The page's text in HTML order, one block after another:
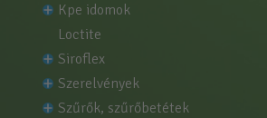
kpe idomok
loctite
siroflex
szerelvények
szűrők, szűrőbetétek